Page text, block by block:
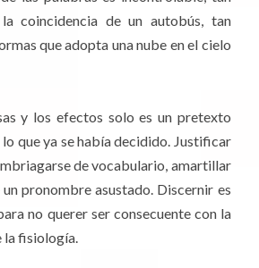
coincidencia de un autobús, tan
que adopta una nube en el cielo
y los efectos solo es un pretexto
que ya se había decidido. Justificar
de vocabulario, amartillar
pronombre asustado. Discernir es
no querer ser consecuente con la
la fisiología.